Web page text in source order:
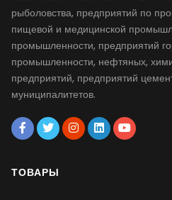
рыболовства, предприятий по
пищевой и медицинской
промышленности, предприятий
промышленности, нефтяных,
предприятий, предприятий
муниципалитетов.
ТОВАРЫ